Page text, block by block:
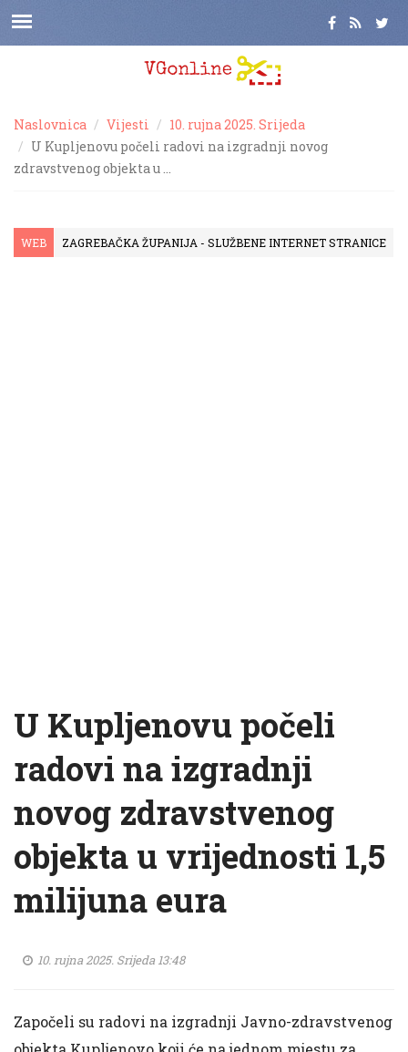
Naslovnica Vijesti
10. rujna 2025. Srijeda
U Kupljenovu počeli radovi na izgradnji novog
zdravstvenog objekta u …
WEB ZAGREBAČKA ŽUPANIJA - SLUŽBENE INTERNET STRANICE
U Kupljenovu počeli
radovi na izgradnji
novog zdravstvenog
objekta u vrijednosti 1,5
milijuna eura
10. rujna 2025. Srijeda 13:48
Započeli su radovi na izgradnji Javno-zdravstvenog